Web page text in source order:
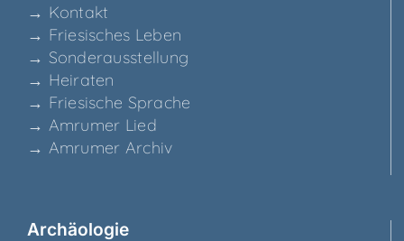
→ Kon­takt
→ Frie­si­sches Leben
→ Son­der­aus­stel­lung
→ Hei­ra­ten
→ Frie­si­sche Sprache
→ Amru­mer Lied
→ Amru­mer Archiv
Archäo­lo­gie